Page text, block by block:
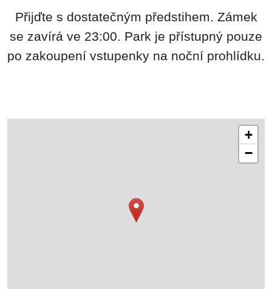
Přijďte s dostatečným předstihem. Zámek
se zavírá ve 23:00. Park je přístupný pouze
po zakoupení vstupenky na noční prohlídku.
+
−